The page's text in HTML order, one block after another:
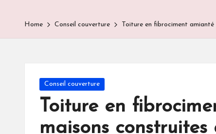
Home Conseil couverture Toiture en fibrociment
Posted
in
Conseil couverture
Toiture en
maisons